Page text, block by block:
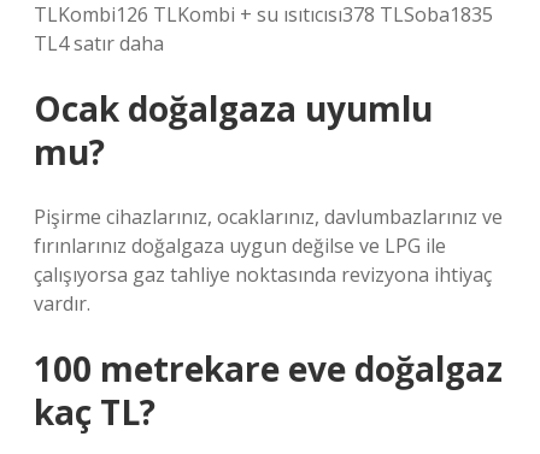
TLKombi126 TLKombi + su ısıtıcısı378 TLSoba1835
TL4 satır daha
Ocak doğalgaza uyumlu
mu?
Pişirme cihazlarınız, ocaklarınız, davlumbazlarınız ve
fırınlarınız doğalgaza uygun değilse ve LPG ile
çalışıyorsa gaz tahliye noktasında revizyona ihtiyaç
vardır.
100 metrekare eve doğalgaz
kaç TL?